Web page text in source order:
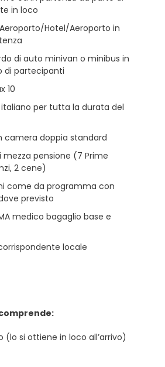
in loco
Hotel/Aeroporto in
di auto minivan o minibus in
di partecipanti
10
per tutta la durata del
camera doppia standard
pensione (7 Prime
2 cene)
come da programma con
previsto
medico bagaglio base e
locale
(lo si ottiene in loco all’arrivo)